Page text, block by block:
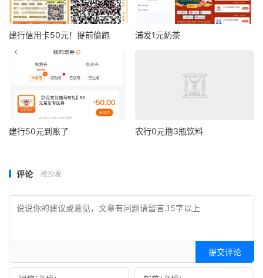
建行信用卡50元！提前偷跑 浦发1元奶茶
建行50元到账了 农行0元撸3瓶饮料
评论 抢沙发
提交评论